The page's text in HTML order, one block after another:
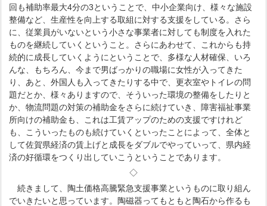
回も補助率最大4分の3ということで、中小企業向け、様々な施設
整備など、生産性を向上する取組に対する支援をしている。さら
に、従業員がいないという小さな事業者に対しても制度を入れた
ものを継続していくということ。さらにあわせて、これからも持
続的に成長していくようにということで、多様な人材確保、いろ
んな、もちろん、今まで男ばっかりの職場に女性が入ってきた
り、あと、外国人も入ってきたりする中で、更衣室やトイレの問
題だとか、様々ありますので、そういった環境の整備をしたりと
か、物流問題の対策の補助金をさらに続けていき、障害福祉事業
所向けの補助金も、これは工賃アップのための支援ですけれど
も、こういったものも続けていくといったことによって、全体と
して佐賀県経済の賃上げと成長をダブルでやっていって、県内経
済の好循環をつくり出していこうということであります。
◇
続きまして、陶土価格高騰緊急支援事業というものに取り組ん
でいきたいと思っています。陶磁器ってもともと陶石から作るも